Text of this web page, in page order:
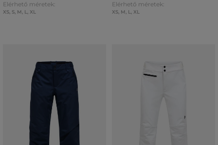
Elérhető méretek:
XS, S, M, L, XL
Elérhető méretek:
XS, M, L, XL